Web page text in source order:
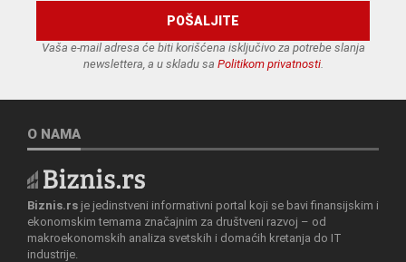
Vaša e-mail adresa će biti korišćena isključivo za potrebe slanja
newslettera, a u skladu sa Politikom privatnosti.
O NAMA
Biznis.rs je jedinstveni informativni portal koji se bavi finansijskim i
ekonomskim temama značajnim za društveni razvoj – od
makroekonomskih analiza svetskih i domaćih kretanja do IT
industrije.